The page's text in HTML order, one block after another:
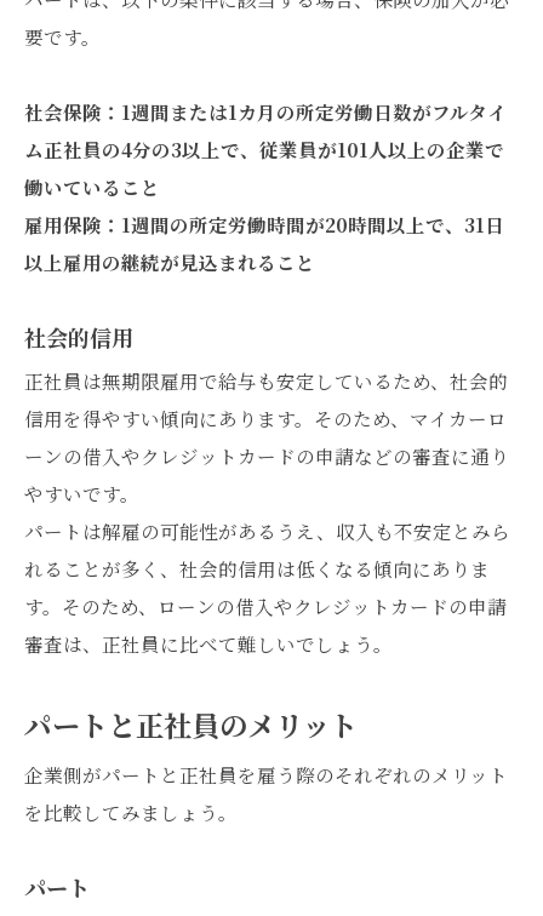
要です。
社会保険：1週間または1カ月の所定労働日数がフルタイ
ム正社員の4分の3以上で、従業員が101人以上の企業で
働いていること
雇用保険：1週間の所定労働時間が20時間以上で、31日
以上雇用の継続が見込まれること
社会的信用
正社員は無期限雇用で給与も安定しているため、社会的
信用を得やすい傾向にあります。そのため、マイカーロ
ーンの借入やクレジットカードの申請などの審査に通り
やすいです。
パートは解雇の可能性があるうえ、収入も不安定とみら
れることが多く、社会的信用は低くなる傾向にありま
す。そのため、ローンの借入やクレジットカードの申請
審査は、正社員に比べて難しいでしょう。
パートと正社員のメリット
企業側がパートと正社員を雇う際のそれぞれのメリット
を比較してみましょう。
パート